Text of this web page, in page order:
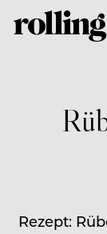
Rezept: